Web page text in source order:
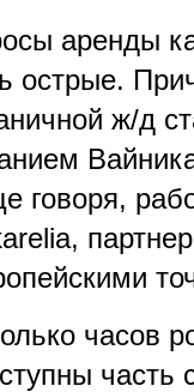
аренды
острые.
ж/д
говоря,
часов
часть